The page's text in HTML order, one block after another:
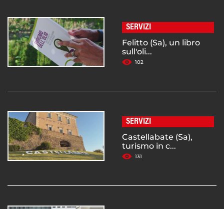
SERVIZI
Felitto (Sa), un libro
sull'oli...
102
SERVIZI
Castellabate (Sa),
turismo in c...
131